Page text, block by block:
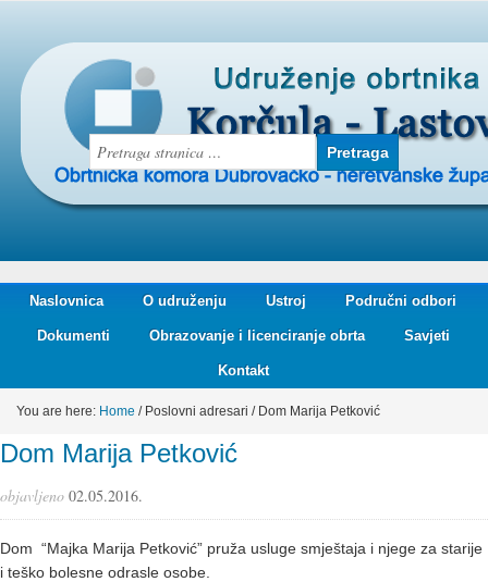
Naslovnica O udruženju Ustroj Područni odbori
Dokumenti Obrazovanje i licenciranje obrta Savjeti
Kontakt
You are here: Home /Poslovni adresari /Dom Marija Petković
Dom Marija Petković
objavljeno 02.05.2016.
Dom “Majka Marija Petković” pruža usluge smještaja i njege za starije
i teško bolesne odrasle osobe.